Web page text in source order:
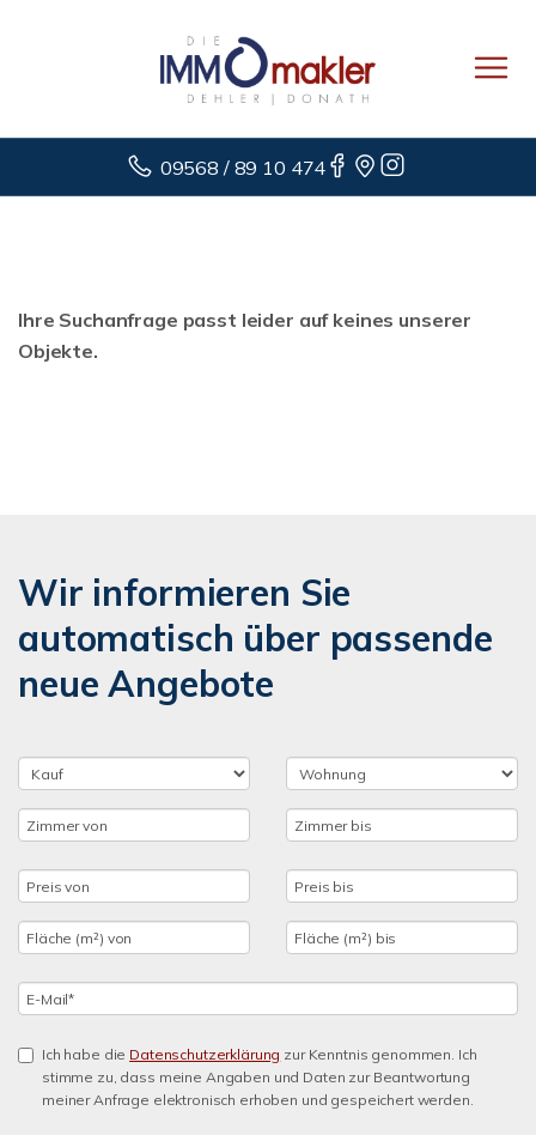
09568 / 89 10 474
Ihre Suchanfrage passt leider auf keines unserer
Objekte.
Wir informieren Sie
automatisch über passende
neue Angebote
Ich habe die Datenschutzerklärung zur Kenntnis genommen. Ich
stimme zu, dass meine Angaben und Daten zur Beantwortung
meiner Anfrage elektronisch erhoben und gespeichert werden.